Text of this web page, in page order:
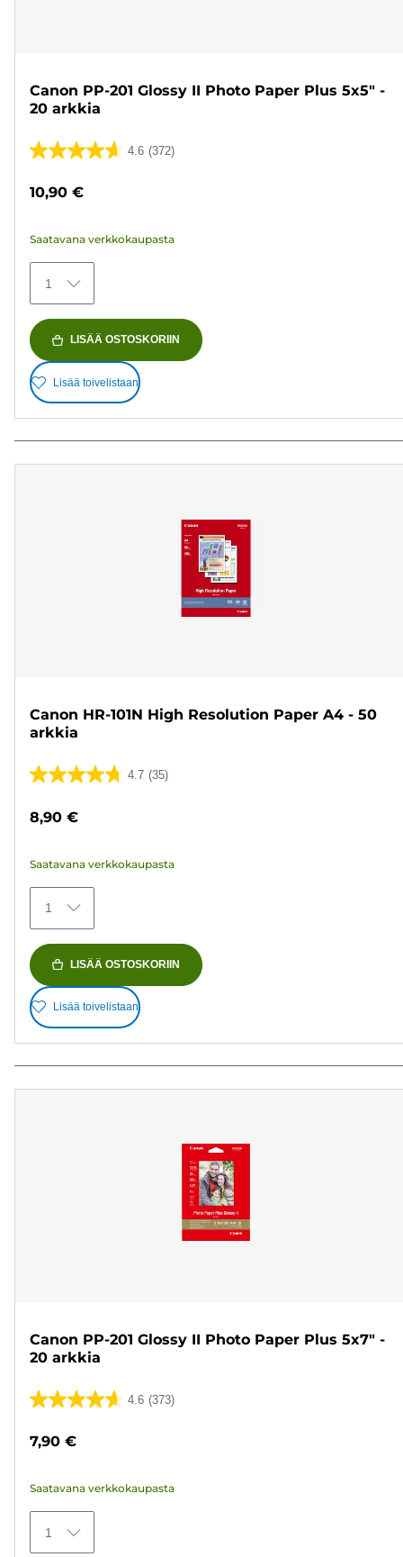
Canon PP-201 Glossy II Photo Paper Plus 5x5" -
20 arkkia
4.6 (372)
4.6/5
372
10,90 €
Saatavana verkkokaupasta
1
LISÄÄ OSTOSKORIIN
Lisää toivelistaan
Canon HR-101N High Resolution Paper A4 - 50
arkkia
4.7 (35)
4.7/5
35
8,90 €
Saatavana verkkokaupasta
1
LISÄÄ OSTOSKORIIN
Lisää toivelistaan
Canon PP-201 Glossy II Photo Paper Plus 5x7" -
20 arkkia
4.6 (373)
4.6/5
373
7,90 €
Saatavana verkkokaupasta
1